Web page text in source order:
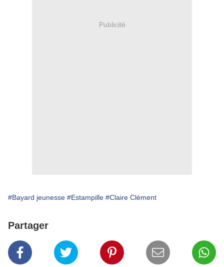
Publicité
#Bayard jeunesse #Estampille #Claire Clément
Partager